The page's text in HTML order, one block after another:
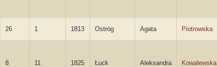
26 1 1813 Ostróg Agata Piotrowska
8 11 1825 Łuck Aleksandra Kowalewska